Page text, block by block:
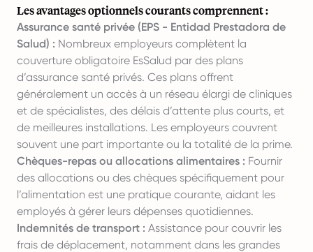
Les avantages optionnels courants comprennent :
Assurance santé privée (EPS - Entidad Prestadora de
Salud) : Nombreux employeurs complètent la
couverture obligatoire EsSalud par des plans
d’assurance santé privés. Ces plans offrent
généralement un accès à un réseau élargi de cliniques
et de spécialistes, des délais d’attente plus courts, et
de meilleures installations. Les employeurs couvrent
souvent une part importante ou la totalité de la prime.
Chèques-repas ou allocations alimentaires : Fournir
des allocations ou des chèques spécifiquement pour
l’alimentation est une pratique courante, aidant les
employés à gérer leurs dépenses quotidiennes.
Indemnités de transport : Assistance pour couvrir les
frais de déplacement, notamment dans les grandes